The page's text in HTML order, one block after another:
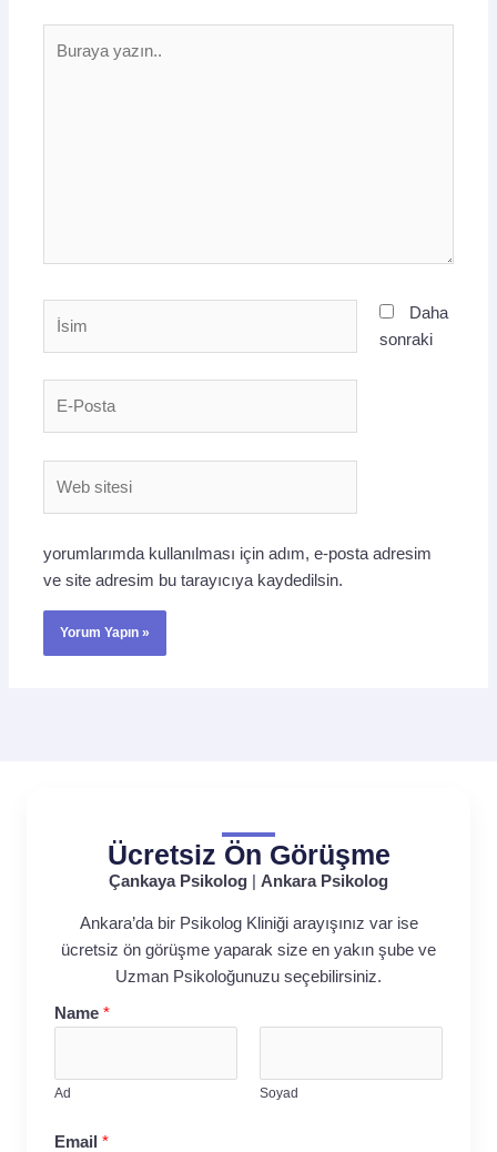
yazın..
Daha
sonraki
yorumlarımda kullanılması için adım, e-posta adresim
ve site adresim bu tarayıcıya kaydedilsin.
Ücretsiz Ön Görüşme
Çankaya Psikolog Ankara Psikolog
Ankara’da bir Psikolog Kliniği arayışınız var ise
ücretsiz ön görüşme yaparak size en yakın şube ve
Uzman Psikoloğunuzu seçebilirsiniz.
Name *
Ad Soyad
Email *